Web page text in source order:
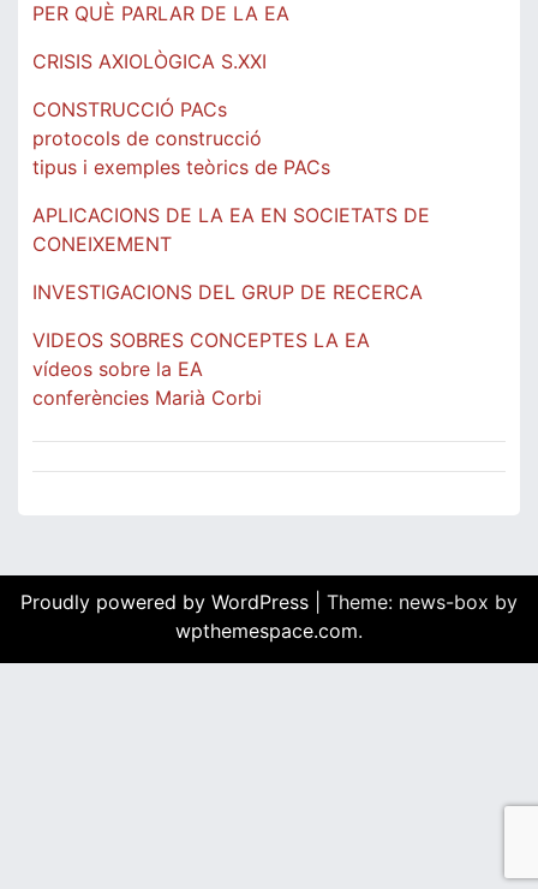
PER QUÈ PARLAR DE LA EA
CRISIS AXIOLÒGICA S.XXI
CONSTRUCCIÓ PACs
protocols de construcció
tipus i exemples teòrics de PACs
APLICACIONS DE LA EA EN SOCIETATS DE
CONEIXEMENT
INVESTIGACIONS DEL GRUP DE RECERCA
VIDEOS SOBRES CONCEPTES LA EA
vídeos sobre la EA
conferències Marià Corbi
Proudly powered by WordPress
Theme: news-box by
wpthemespace.com.